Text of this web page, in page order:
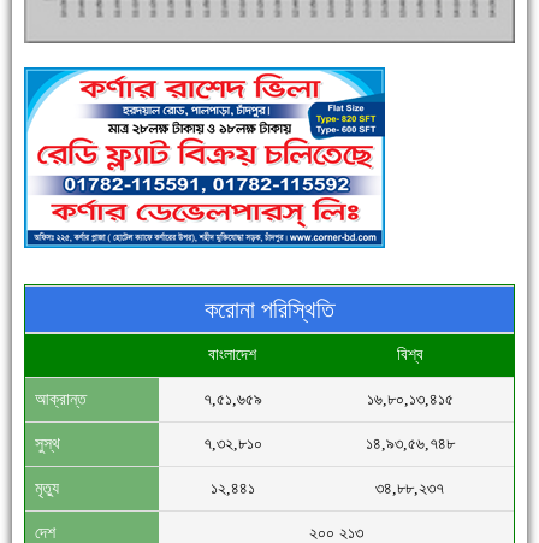
পুলিশ সদস্যদের জন্যে এসপির মৌসুমি ফল উপহার
সিগমা ওয়েল ইন্ডাস্ট্রির মেকানিক ও গ্রাহক সভা
করোনা পরিস্থিতি
বাংলাদেশ বিশ্ব
আক্রান্ত ৭,৫১,৬৫৯ ১৬,৮০,১৩,৪১৫
সুস্থ ৭,৩২,৮১০ ১৪,৯৩,৫৬,৭৪৮
মৃত্যু ১২,৪৪১ ৩৪,৮৮,২৩৭
দেশ ২০০ ২১৩